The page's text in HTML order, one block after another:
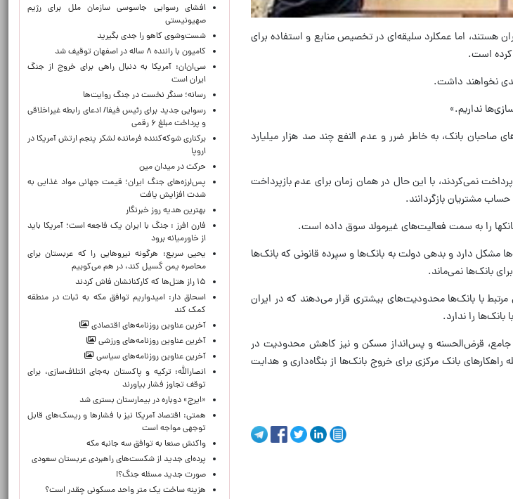
هستند، اما عمکلرد سلیقه‌ای در تخصیص منابع و استفاده برای
کرده است.
نخواهند داشت.
نداریم.»
صاحبان بانک، به خاطر ضرر و عدم النفع چند صد هزار میلیارد
نمی‌کردند، با این حال در همان زمان برای عدم بازپرداخت
مشتریان بازگردانند.
بانکها را به سمت فعالیت‌های غیرمولد سوق داده است.
مشکل دارد و بدهی دولت به بانک‌ها و سپرده قانونی که بانک‌ها
بانک‌ها نمی‌ماند.
با بانک‌ها محدودیت‌های بیشتری قرار می‌دهند که در ایران
را ندارد.
قرض‌الحسنه و پس‌انداز مسکن و نیز کاهش محدودیت در
راهکارهای بانک مرکزی برای خروج بانک‌ها از بنگاه‌داری و هدایت
افشای رسوایی جاسوسی سازمان ملل برای رژیم
صهیونیستی
شست‌وشوی کاهو را جدی بگیرید
کامیون با راننده ۸ ساله در اصفهان توقیف شد
سی‌ان‌ان: آمریکا به دنبال راهی برای خروج از جنگ
ایران است
رسانه؛ سنگر نخست در جنگ روایت‌ها
رسوایی جدید برای رئیس فیفا/ ادعای رابطه غیراخلاقی
و پرداخت مبلغ ۶ رقمی
برکناری شوکه‌کننده فرمانده لشکر پنجم ارتش آمریکا در
اروپا
حركت در ميدان مين
پس‌لرزه‌های جنگ ایران؛ قیمت جهانی مواد غذایی به
شدت افزایش یافت
بهترین هدیه روز خبرنگار
فارن افرز : جنگ با ایران یک فاجعه است؛ آمریکا باید
از خاورمیانه برود
یحیی سریع: هرگونه نیروهایی را که عربستان برای
محاصره یمن گسیل کند، در هم می‌کوبیم
۱۵ راز هتل‌ها که کارکنانشان فاش کردند
اسحاق دار: امیدواریم توافق مکه به ثبات در منطقه
کمک کند
آخرین عناوین روزنامه‌های اقتصادی
آخرین عناوین روزنامه‌های ورزشی
آخرین عناوین روزنامه‌های سیاسی
انصارالله: ترکیه و پاکستان به‌جای ائتلاف‌سازی، برای
توقف تجاوز فشار بیاورند
«ایرج» دوباره در بیمارستان بستری شد
همتی: اقتصاد آمریکا نیز با فشارها و ریسک‌های قابل
توجهی مواجه است
واکنش صنعا به توافق سه جانبه مکه
پرده‌ای جدید از شکست‌های راهبردی عربستان سعودی
صورت جدید مسئله جنگ؟!
هزینه ساخت یک متر واحد مسکونی چقدر است؟